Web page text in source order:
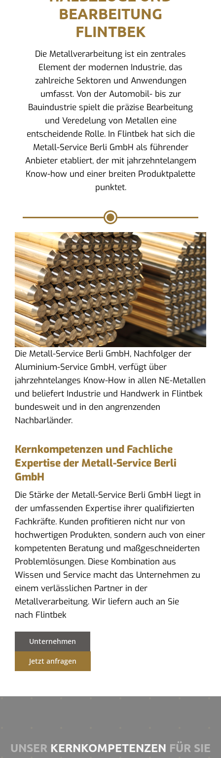
BEARBEITUNG
FLINTBEK
Die Metallverarbeitung ist ein zentrales
Element der modernen Industrie, das
zahlreiche Sektoren und Anwendungen
umfasst. Von der Automobil- bis zur
Bauindustrie spielt die präzise Bearbeitung
und Veredelung von Metallen eine
entscheidende Rolle. In Flintbek hat sich die
Metall-Service Berli GmbH als führender
Anbieter etabliert, der mit jahrzehntelangem
Know-how und einer breiten Produktpalette
punktet.
Die Metall-Service Berli GmbH, Nachfolger der
Aluminium-Service GmbH, verfügt über
jahrzehntelanges Know-How in allen NE-Metallen
und beliefert Industrie und Handwerk in Flintbek
bundesweit und in den angrenzenden
Nachbarländer.
Kernkompetenzen und Fachliche
Expertise der Metall-Service Berli
GmbH
Die Stärke der Metall-Service Berli GmbH liegt in
der umfassenden Expertise ihrer qualifizierten
Fachkräfte. Kunden profitieren nicht nur von
hochwertigen Produkten, sondern auch von einer
kompetenten Beratung und maßgeschneiderten
Problemlösungen. Diese Kombination aus
Wissen und Service macht das Unternehmen zu
einem verlässlichen Partner in der
Metallverarbeitung. Wir liefern auch an Sie
nach Flintbek
Unternehmen
Jetzt anfragen
UNSER KERNKOMPETENZEN FÜR SIE